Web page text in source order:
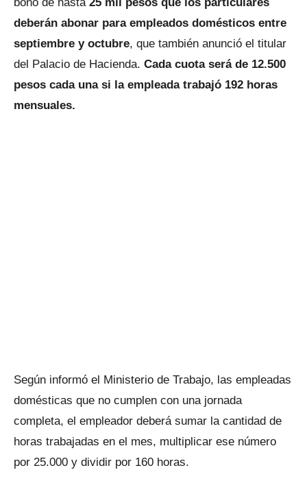
deberán abonar para empleados domésticos entre
septiembre y octubre, que también anunció el titular
del Palacio de Hacienda. Cada cuota será de 12.500
pesos cada una si la empleada trabajó 192 horas
mensuales.
Según informó el Ministerio de Trabajo, las empleadas
domésticas que no cumplen con una jornada
completa, el empleador deberá sumar la cantidad de
horas trabajadas en el mes, multiplicar ese número
por 25.000 y dividir por 160 horas.